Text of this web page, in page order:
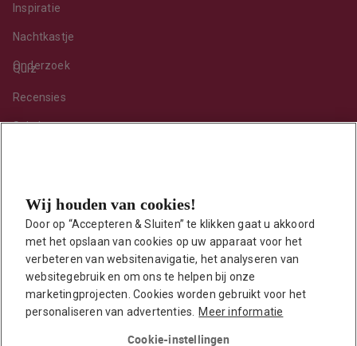
Inspiratie
Nachtkastje
Onderzoek
Quiz
Recensies
Sekshoroscoop
Toy van de maand
Vraag ’t onze seksuoloog
Interessante links
Seksuologen in Nederland
Erotisch verhaal insturen
Wij houden van cookies!
Door op “Accepteren & Sluiten” te klikken gaat u akkoord
met het opslaan van cookies op uw apparaat voor het
verbeteren van websitenavigatie, het analyseren van
websitegebruik en om ons te helpen bij onze
marketingprojecten. Cookies worden gebruikt voor het
personaliseren van advertenties. Meer informatie
Cookie-instellingen